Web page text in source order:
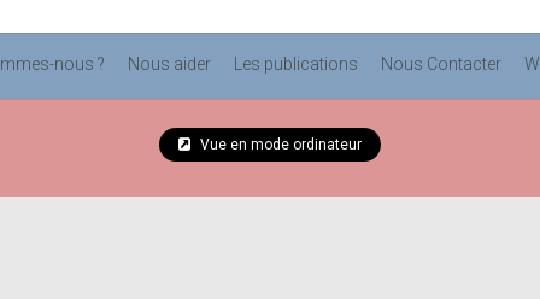
nous ? Nous aider Les publications Nous Contacter
Vue en mode ordinateur